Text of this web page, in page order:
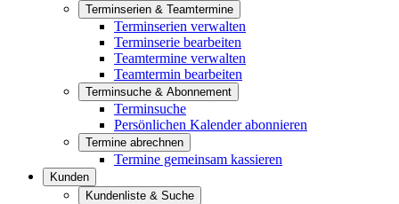
Terminserien & Teamtermine
Terminserien verwalten
Terminserie bearbeiten
Teamtermine verwalten
Teamtermin bearbeiten
Terminsuche & Abonnement
Terminsuche
Persönlichen Kalender abonnieren
Termine abrechnen
Termine gemeinsam kassieren
Kunden
Kundenliste & Suche